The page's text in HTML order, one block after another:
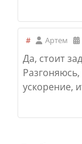
# Артем
Да, стоит
ускорение,